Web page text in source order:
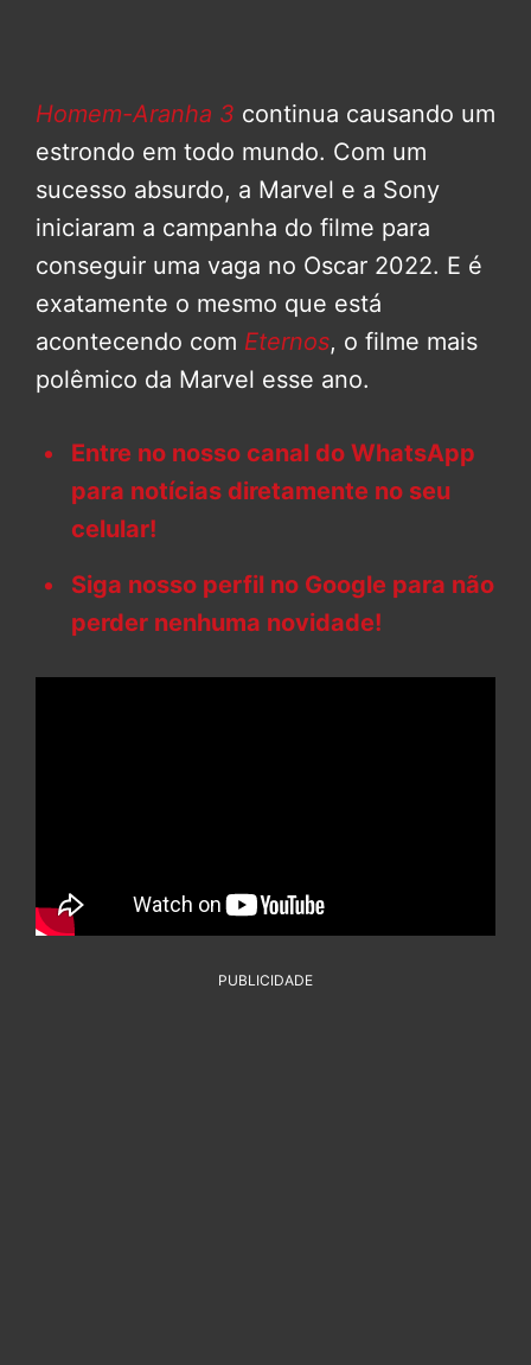
Homem-Aranha 3 continua causando um
estrondo em todo mundo. Com um
sucesso absurdo, a Marvel e a Sony
iniciaram a campanha do filme para
conseguir uma vaga no Oscar 2022. E é
exatamente o mesmo que está
acontecendo com Eternos, o filme mais
polêmico da Marvel esse ano.
Entre no nosso canal do WhatsApp
para notícias diretamente no seu
celular!
Siga nosso perfil no Google para não
perder nenhuma novidade!
PUBLICIDADE